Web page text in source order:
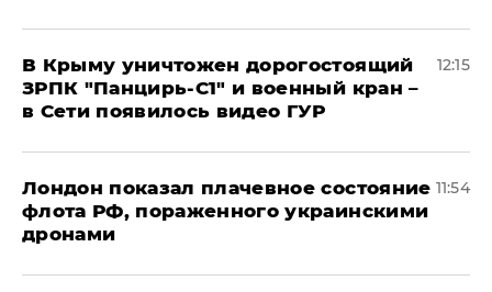
В Крыму уничтожен дорогостоящий
ЗРПК "Панцирь-С1" и военный кран –
в Сети появилось видео ГУР
12:15
Лондон показал плачевное состояние
флота РФ, пораженного украинскими
дронами
11:54